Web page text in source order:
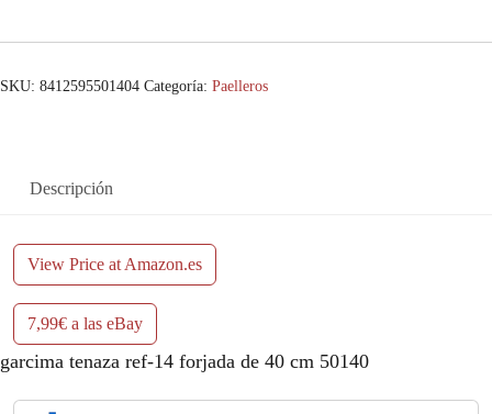
SKU: 8412595501404 Categoría: Paelleros
Descripción
View Price at Amazon.es
7,99€ a las eBay
garcima tenaza ref-14 forjada de 40 cm 50140